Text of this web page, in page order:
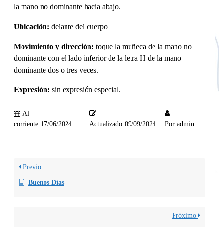
la mano no dominante hacia abajo.
Ubicación: delante del cuerpo
Movimiento y dirección: toque la muñeca de la mano no
dominante con el lado inferior de la letra H de la mano
dominante dos o tres veces.
Expresión: sin expresión especial.
Al
corriente 17/06/2024 Actualizado 09/09/2024 Por admin
Previo
Buenos Días
Próximo